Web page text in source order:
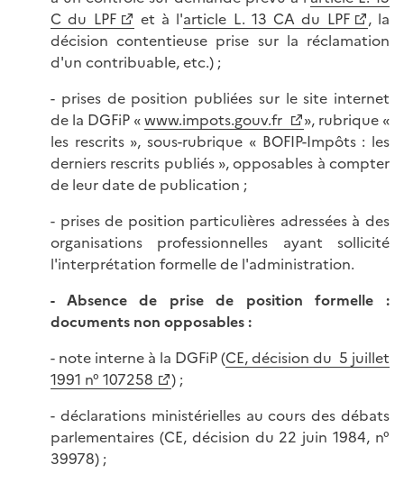
C du LPF
et à l'article L. 13 CA du LPF
, la
décision contentieuse prise sur la réclamation
d'un contribuable, etc.) ;
- prises de position publiées sur le site internet
de la DGFiP «www.impots.gouv.fr
», rubrique «
les rescrits », sous-rubrique « BOFIP-Impôts : les
derniers rescrits publiés », opposables à compter
de leur date de publication ;
- prises de position particulières adressées à des
organisations professionnelles ayant sollicité
l'interprétation formelle de l'administration.
- Absence de prise de position formelle :
documents non opposables :
- note interne à la DGFiP (CE, décision du 5 juillet
1991 n° 107258
) ;
- déclarations ministérielles au cours des débats
parlementaires (CE, décision du 22 juin 1984, n°
39978) ;